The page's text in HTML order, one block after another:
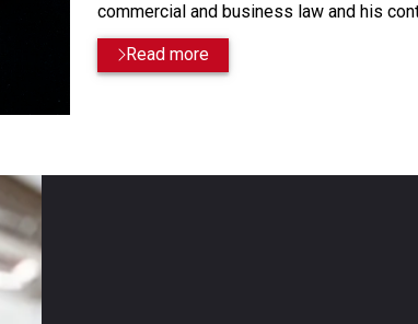
commercial and business law and his
Read more